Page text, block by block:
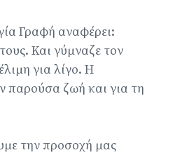
Γραφή αναφέρει:
Και γύμναζε τον
για λίγο. Η
παρούσα ζωή και για τη
την προσοχή μας